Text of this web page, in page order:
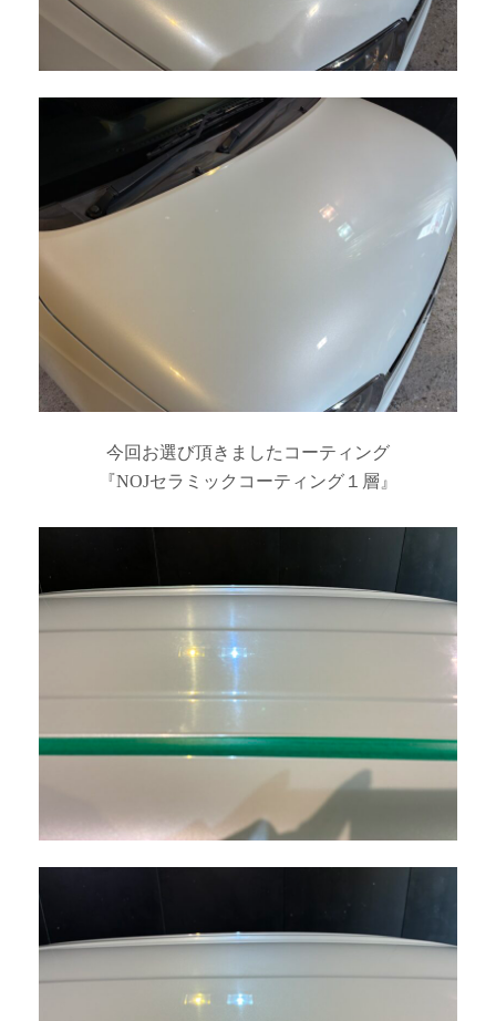
今回お選び頂きましたコーティング
『NOJセラミックコーティング１層』